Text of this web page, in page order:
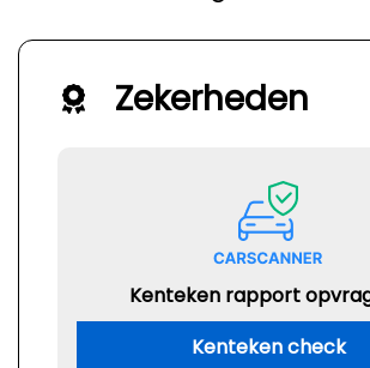
Zekerheden
Kenteken rapport
Kenteken check